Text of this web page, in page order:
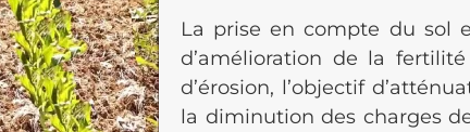
La prise en compte du sol
d’amélioration de la
d’érosion, l’objectif
la diminution des charges